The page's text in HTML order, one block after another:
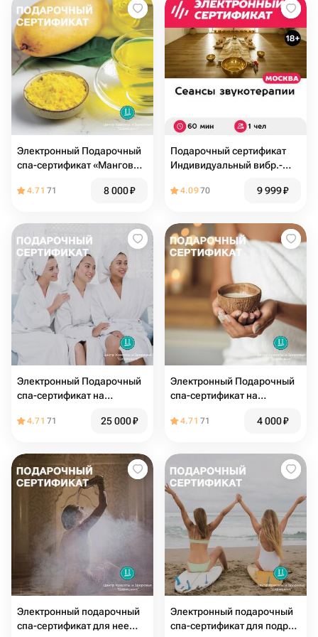
Электронный Подарочный
спа-сертификат «Манговый
4.71 71 8 000₽
Подарочный сертификат
Индивидуальный вибр.-
поющими чашами, 1 чел,
4.0970 9 999₽
Электронный Подарочный
спа-сертификат на
Тиффани» 3 чел
4.71 71 25 000₽
Электронный Подарочный
спа-сертификат на
3 человека
4.71 71 4 000₽
Электронный подарочный
спа-сертификат для нее
Электронный подарочный
спа-сертификат для подруг